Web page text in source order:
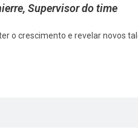
Supervisor do time
o crescimento e revelar novos